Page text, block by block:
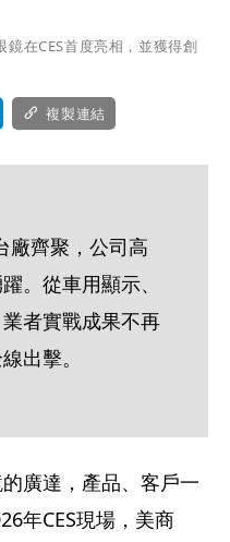
在CES首度亮相，並獲得創
複製連結
廠齊聚，公司高
。從車用顯示、
者實戰成果不再
出擊。
廣達，產品、客戶一
年CES現場，美商